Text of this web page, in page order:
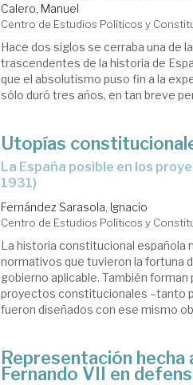
Calero, Manuel
Centro de Estudios Políticos y
Hace dos siglos se cerraba una de
trascendentes de la historia de
que el absolutismo puso fin a la
sólo duró tres años, en tan breve
Utopías
la España posible en los proyectos constitucionales (1789-
1931)
Fernández Sarasola, Ignacio
Centro de Estudios Políticos y
La historia constitucional española
normativos que tuvieron la fortuna
gobierno aplicable. También
proyectos constitucionales –tanto
fueron diseñados con ese mismo
Representación hecha
Fernando VII en